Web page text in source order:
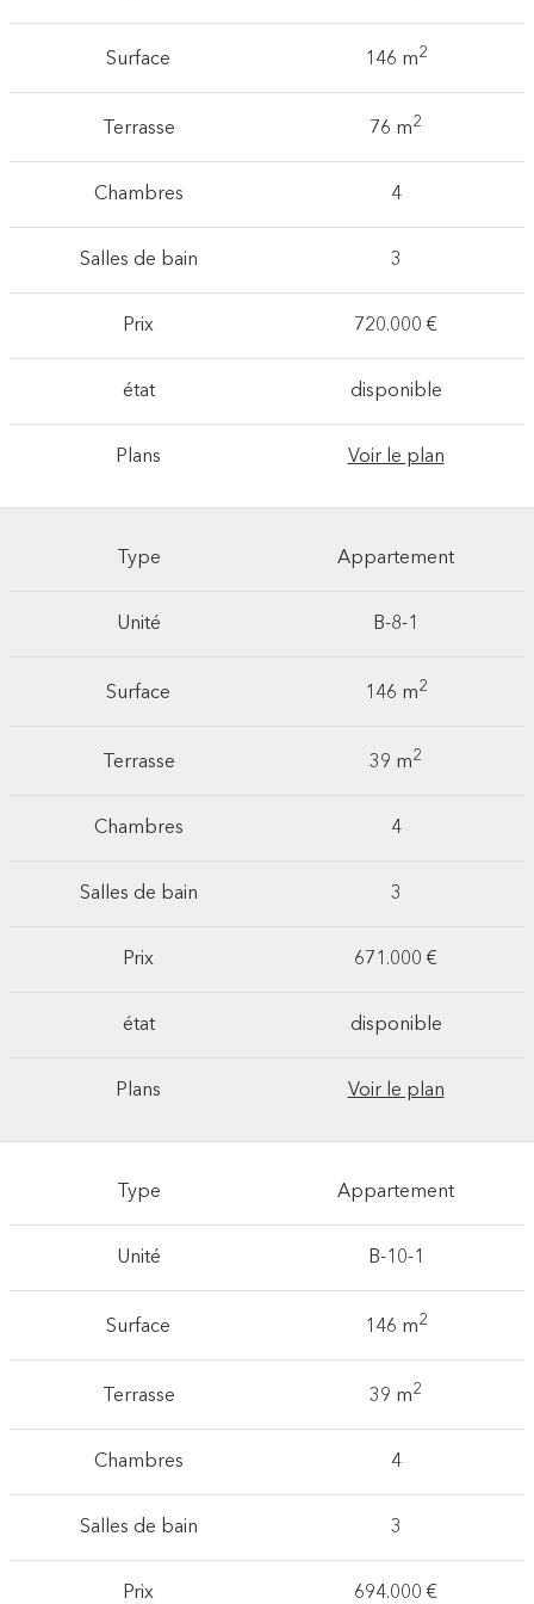
Surface 146 m2
Terrasse 76 m2
Chambres 4
Salles de bain 3
Prix 720.000 €
état disponible
Plans Voir le plan
Type Appartement
Unité B-8-1
Surface 146 m2
Terrasse 39 m2
Chambres 4
Salles de bain 3
Prix 671.000 €
état disponible
Plans Voir le plan
Type Appartement
Unité B-10-1
Surface 146 m2
Terrasse 39 m2
Chambres 4
Salles de bain 3
Prix 694.000 €